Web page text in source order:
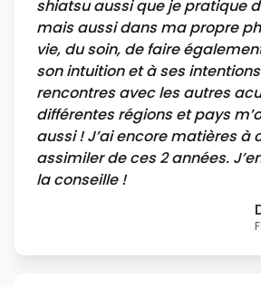
shiatsu aussi que je pratique
mais aussi dans ma propre
vie, du soin, de faire
son intuition et à ses intentions
rencontres avec les autres
différentes régions et pays
aussi ! J’ai encore matières à
assimiler de ces 2 années.
la conseille !